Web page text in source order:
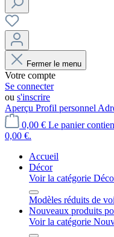
Fermer le menu
Votre compte
Se connecter
ou s'inscrire
Aperçu Profil personnel
0,00 € Le panier
0,00 €.
Accueil
Décor
Voir la catégorie
Modèles réduits de
Nouveaux produits
Voir la catégorie